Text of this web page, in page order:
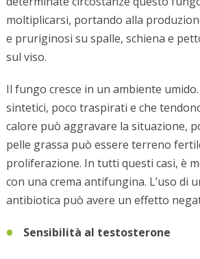
moltiplicarsi, portando alla
e pruriginosi su spalle, schiena e
sul viso.
Il fungo cresce in un ambiente
sintetici, poco traspirati e che
calore può aggravare la situazione,
pelle grassa può essere terreno
proliferazione. In tutti questi casi, è
con una crema antifungina. L’uso di
antibiotica può avere un effetto
Sensibilità al testosterone